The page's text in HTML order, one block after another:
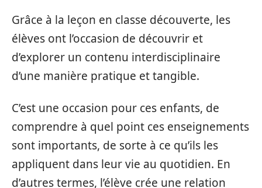
Grâce à la leçon en classe découverte, les
élèves ont l’occasion de découvrir et
d’explorer un contenu interdisciplinaire
d’une manière pratique et tangible.
C’est une occasion pour ces enfants, de
comprendre à quel point ces enseignements
sont importants, de sorte à ce qu’ils les
appliquent dans leur vie au quotidien. En
d’autres termes, l’élève crée une relation